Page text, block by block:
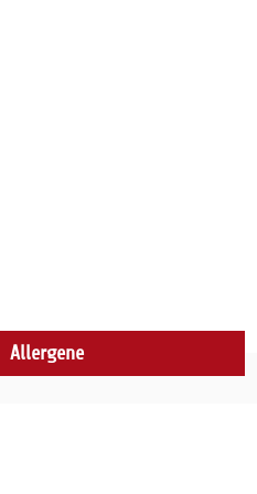
Allergene